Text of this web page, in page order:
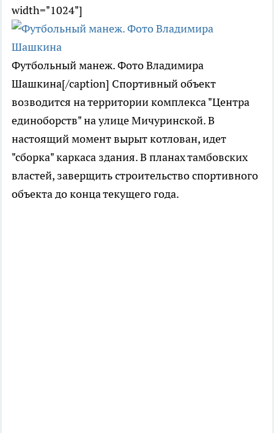
width="1024"]
Футбольный манеж. Фото Владимира
Шашкина[/caption] Спортивный объект
возводится на территории комплекса "Центра
единоборств" на улице Мичуринской. В
настоящий момент вырыт котлован, идет
"сборка" каркаса здания. В планах тамбовских
властей, заверщить строительство спортивного
объекта до конца текущего года.